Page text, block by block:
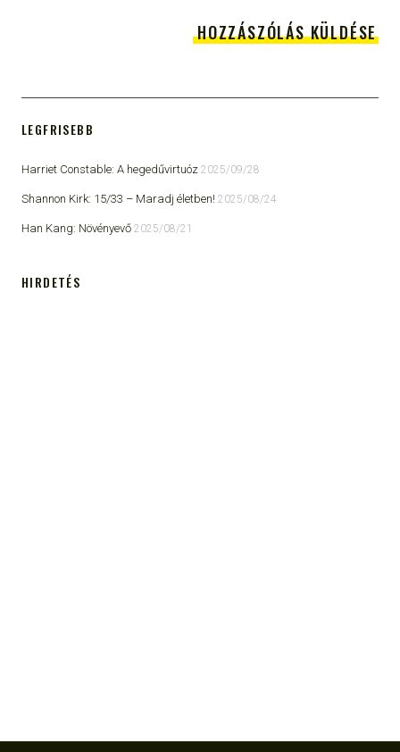
LEGFRISEBB
Harriet Constable: A hegedűvirtuóz 2025/09/28
Shannon Kirk: 15/33 ​– Maradj életben! 2025/08/24
Han Kang: Növényevő 2025/08/21
HIRDETÉS